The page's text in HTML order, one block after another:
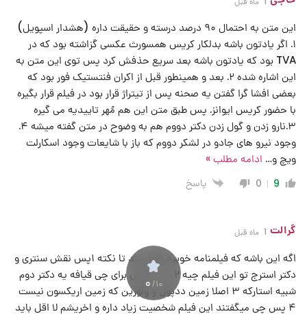
0/10
این متن به احتمال ۹۰ درصد درسته و حقیقت داره (هشدار اسپویل)
۱. اگر یادتون باشه بدلکار کریس همسورث عکسی گزاشته بود که در
TVA بود که یادتون باشه بعد سریع حذفش کرد پس توی این متن به
این اشاره شده ۲. بعد و همینطور قبل از اکران فنتستیک فور بود که
بعضی افشا گرا گفتن یه صحنه پس از تیتراژ قرار بود در فیلم قرار بگیره
با حضور کریس ایوانز. پس طبق متن این هم مُهر تاییدیه می گیره
۳.نارو زدن و گول زدن دکتر دووم هم به وضوح در متن گفته میشه ۴.
وجود نیرو های جادو در لشکر دووم که باز با شایعات وجود اسکارلت
ویچ و… ادامه مطلب »
9
0 پاسخ
گرالت 1 ماه قبل
اگه این باشه که فیلمنامه خوبیه فقط چند تا نکته ۱پس نقش سنتری و
دکتر استرج تو این فیلم چیه ۲ پس تهش برای چی قیافه یه دکتر دوم
شبیه استارکه ۳ اصلا زمین ددپول و ولورین که زمین اریکسون نیست
۴ پس چی میگفتند این فیلم شخصیت زیاد داره و اخریشم لا اقل باید